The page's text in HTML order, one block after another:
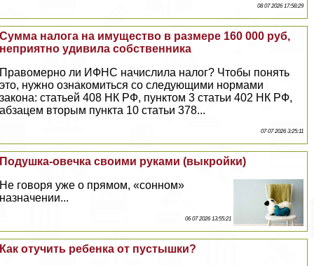
08 07 2026 17:58:29
Сумма налога на имущество в размере 160 000 руб,
неприятно удивила собственника
Правомерно ли ИФНС начислила налог? Чтобы понять
это, нужно ознакомиться со следующими нормами
закона: статьей 408 НК РФ, пунктом 3 статьи 402 НК РФ,
абзацем вторым пункта 10 статьи 378...
07 07 2026 3:25:11
Подушка-овечка своими руками (выкройки)
Не говоря уже о прямом, «сонном»
назначении...
06 07 2026 13:55:21
Как отучить ребенка от пустышки?